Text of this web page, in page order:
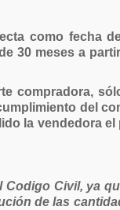
como fecha
30 meses a
compradora,
del
la vendedora
Civil, ya
de las